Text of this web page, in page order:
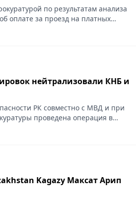
по результатам анализа
оплате за проезд на платных
605 предпринимателей-
нейтрализовали КНБ и
РК совместно с МВД и при
проведена операция в
Казахстанской, Жамбылской,...
Kagazy Максат Арип